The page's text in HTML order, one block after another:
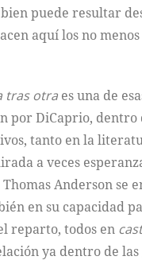
puede resultar
aquí los no
tras otra es una de
por DiCaprio,
tanto en la
a veces
Anderson
en su capacidad
reparto, todos en
ya dentro de